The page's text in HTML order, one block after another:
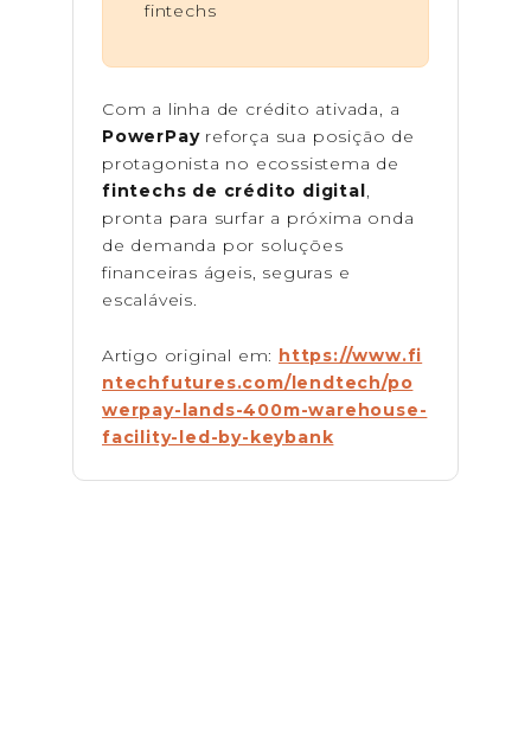
fintechs
Com a linha de crédito ativada, a
PowerPayreforça sua posição de
protagonista no ecossistema de
fintechs de crédito digital,
pronta para surfar a próxima onda
de demanda por soluções
financeiras ágeis, seguras e
escaláveis.
Artigo original em: https://www.fi
ntechfutures.com/lendtech/po
werpay-lands-400m-warehouse-
facility-led-by-keybank